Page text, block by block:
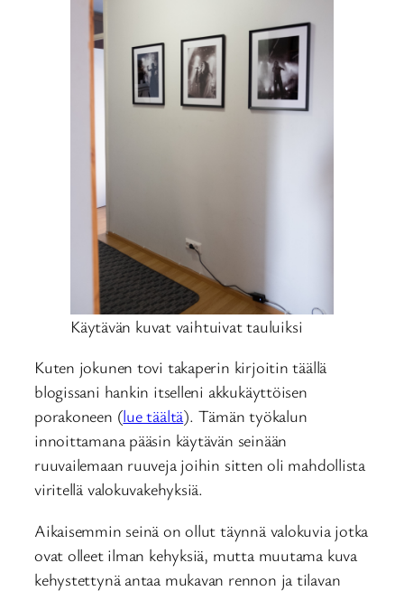
Käytävän kuvat vaihtuivat tauluiksi
Kuten jokunen tovi takaperin kirjoitin täällä
blogissani hankin itselleni akkukäyttöisen
porakoneen (lue täältä). Tämän työkalun
innoittamana pääsin käytävän seinään
ruuvailemaan ruuveja joihin sitten oli mahdollista
viritellä valokuvakehyksiä.
Aikaisemmin seinä on ollut täynnä valokuvia jotka
ovat olleet ilman kehyksiä, mutta muutama kuva
kehystettynä antaa mukavan rennon ja tilavan